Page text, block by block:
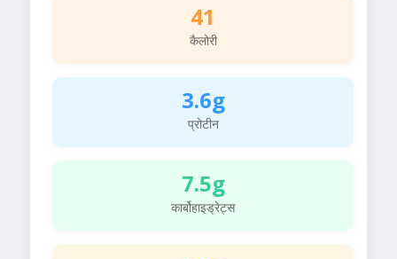
41
कैलोरी
3.6g
प्रोटीन
7.5g
कार्बोहाइड्रेट्स